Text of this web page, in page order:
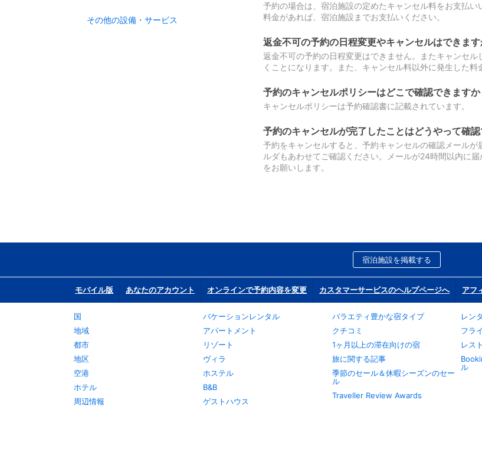
その他の設備・サービス
予約の場合は、宿泊施設の定めたキャンセル料をお支払
料金があれば、宿泊施設までお支払いください。
返金不可の予約の日程変更やキャンセルはできます
返金不可の予約の日程変更はできません。またキャンセ
くことになります。また、キャンセル料以外に発生した料
予約のキャンセルポリシーはどこで確認できますか
キャンセルポリシーは予約確認書に記載されています。
予約のキャンセルが完了したことはどうやって確
予約をキャンセルすると、予約キャンセルの確認メール
ルダもあわせてご確認ください。メールが24時間以内に
をお願いします。
宿泊施設を掲載する
モバイル版 あなたのアカウント オンラインで予約内容を変更 カスタマーサービスのヘルプページへ アフ
国
地域
都市
地区
空港
ホテル
周辺情報
バケーションレンタル
アパートメント
リゾート
ヴィラ
ホステル
B&B
ゲストハウス
バラエティ豊かな宿タイプ
クチコミ
1ヶ月以上の滞在向けの宿
旅に関する記事
季節のセール＆休暇シーズンのセー
ル
Traveller Review Awards
レン
フラ
レス
ル